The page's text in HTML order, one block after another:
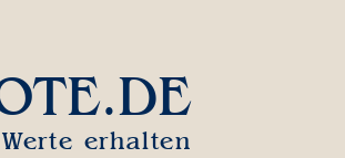
erhalten